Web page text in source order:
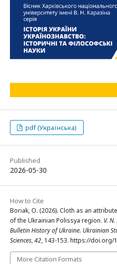
pdf (Українська)
Published
2026-05-30
How to Cite
Boriak, O. (2026). Cloth as an
of the Ukrainian Polissya region. V.
Bulletin History of Ukraine. Ukrainian
Sciences,42, 143-153. https://doi.org/
More Citation Formats